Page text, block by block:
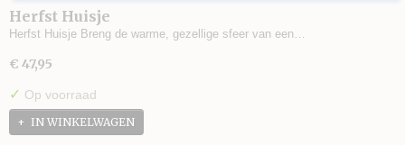
Herfst Huisje
Herfst Huisje Breng de warme, gezellige sfeer van een…
€ 47,95
✓ Op voorraad
IN WINKELWAGEN